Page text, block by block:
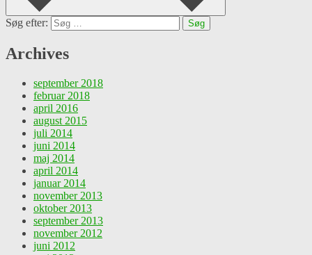
Søg efter:
Archives
september 2018
februar 2018
april 2016
august 2015
juli 2014
juni 2014
maj 2014
april 2014
januar 2014
november 2013
oktober 2013
september 2013
november 2012
juni 2012